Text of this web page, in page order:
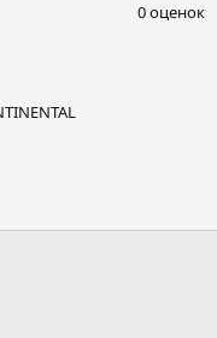
0 оценок